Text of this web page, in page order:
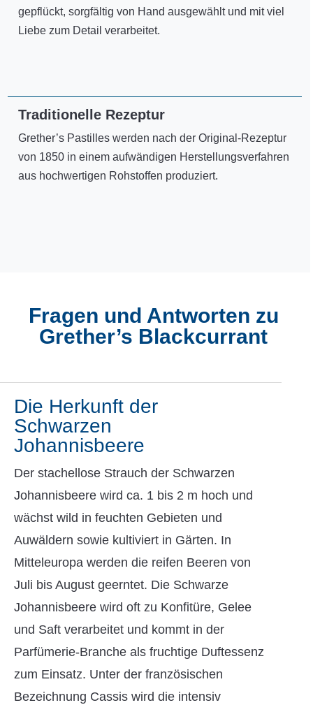
gepflückt, sorgfältig von Hand ausgewählt und mit viel
Liebe zum Detail verarbeitet.
Traditionelle Rezeptur
Grether’s Pastilles werden nach der Original-Rezeptur
von 1850 in einem aufwändigen Herstellungsverfahren
aus hochwertigen Rohstoffen produziert.
Fragen und Antworten zu
Grether’s Blackcurrant
Die Herkunft der
Schwarzen
Johannisbeere
Der stachellose Strauch der Schwarzen
Johannisbeere wird ca. 1 bis 2 m hoch und
wächst wild in feuchten Gebieten und
Auwäldern sowie kultiviert in Gärten. In
Mitteleuropa werden die reifen Beeren von
Juli bis August geerntet. Die Schwarze
Johannisbeere wird oft zu Konfitüre, Gelee
und Saft verarbeitet und kommt in der
Parfümerie-Branche als fruchtige Duftessenz
zum Einsatz. Unter der französischen
Bezeichnung Cassis wird die intensiv